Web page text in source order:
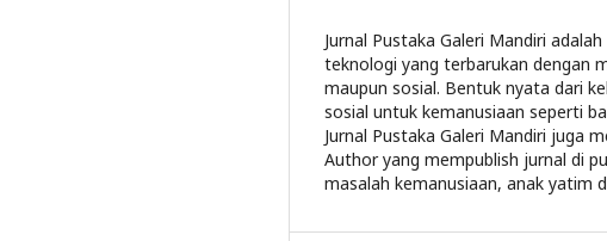
Jurnal Pustaka Galeri Mandiri
teknologi yang terbarukan dengan
maupun sosial. Bentuk nyata dari
sosial untuk kemanusiaan seperti
Jurnal Pustaka Galeri Mandiri juga
Author yang mempublish jurnal di
masalah kemanusiaan, anak yatim